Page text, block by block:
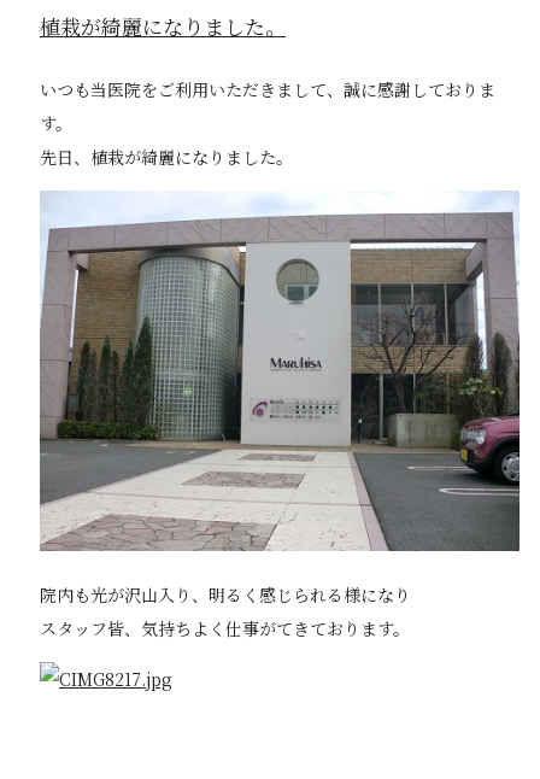
植栽が綺麗になりました。
いつも当医院をご利用いただきまして、誠に感謝しておりま
す。
先日、植栽が綺麗になりました。
院内も光が沢山入り、明るく感じられる様になり
スタッフ皆、気持ちよく仕事がてきております。